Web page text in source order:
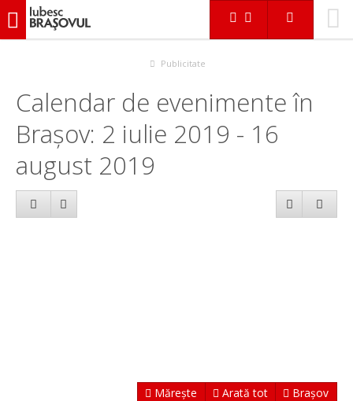
iubescbraşovul.ro
Publicitate
Calendar de evenimente în
Brașov: 2 iulie 2019 - 16
august 2019
Mărește Arată tot Brașov